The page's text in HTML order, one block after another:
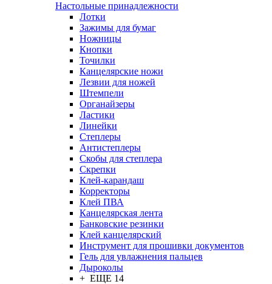
Настольные принадлежности
Лотки
Зажимы для бумаг
Ножницы
Кнопки
Точилки
Канцелярские ножи
Лезвии для ножей
Штемпели
Органайзеры
Ластики
Линейки
Степлеры
Антистеплеры
Скобы для степлера
Скрепки
Клей-карандаш
Корректоры
Клей ПВА
Канцелярская лента
Банковские резинки
Клей канцелярский
Инструмент для прошивки документов
Гель для увлажнения пальцев
Дыроколы
+ ЕЩЕ 14